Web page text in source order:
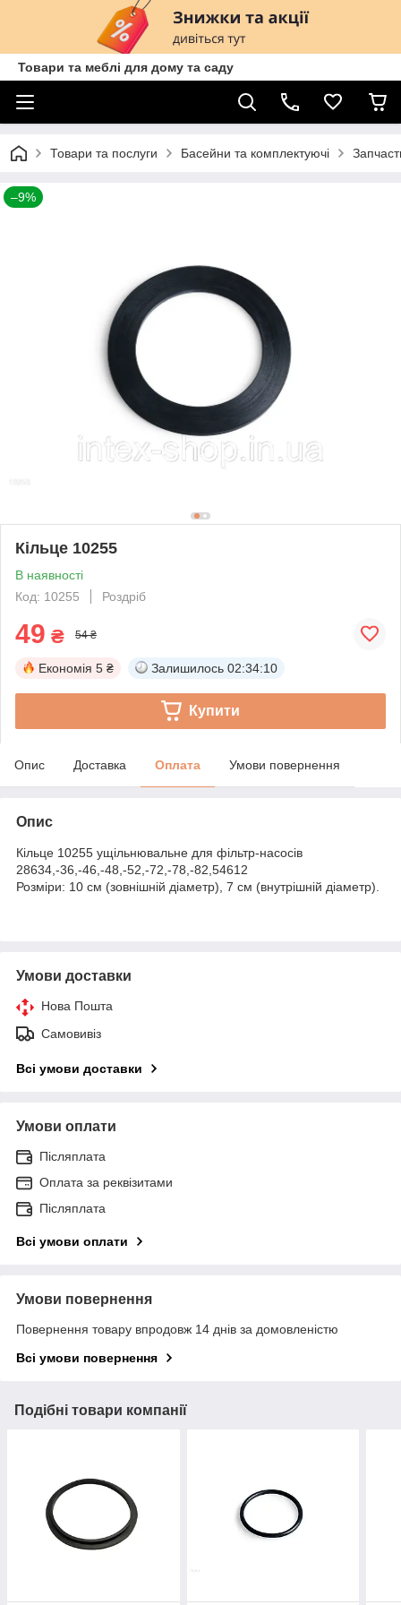
Товари та меблі для дому та саду
Товари та послуги Басейни та комплектуючі
–9%
Кільце 10255
В наявності
Код: 10255
Роздріб
49 ₴ 54 ₴
Економія 5 ₴ Залишилось 02:34:10
Купити
Опис Доставка Оплата Умови повернення
Опис
Кільце 10255 ущільнювальне для фільтр-насосів
28634,-36,-46,-48,-52,-72,-78,-82,54612
Розміри: 10 см (зовнішній діаметр), 7 см (внутрішній діаметр).
Умови доставки
Нова Пошта
Самовивіз
Всі умови доставки
Умови оплати
Післяплата
Оплата за реквізитами
Післяплата
Всі умови оплати
Умови повернення
Повернення товару впродовж 14 днів за домовленістю
Всі умови повернення
Подібні товари компанії